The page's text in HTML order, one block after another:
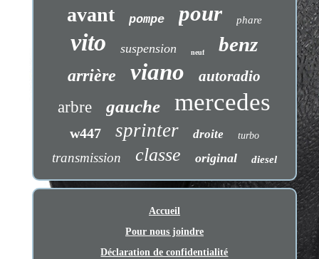
avant pompe pour phare
vito suspension neuf benz
arrière viano autoradio
arbre gauche mercedes
w447 sprinter droite turbo
transmission classe original diesel
Accueil
Pour nous joindre
Déclaration de confidentialité